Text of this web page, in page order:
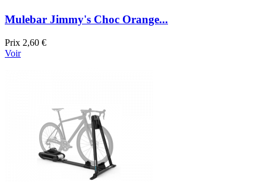
Mulebar Jimmy's Choc Orange...
Prix 2,60 €
Voir